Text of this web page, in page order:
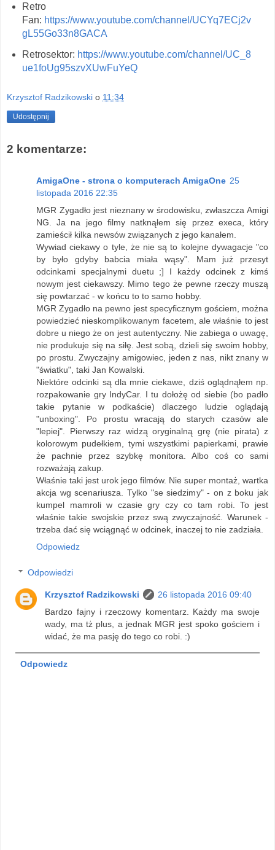
Retro
Fan: https://www.youtube.com/channel/UCYq7ECj2v
gL55Go33n8GACA
Retrosektor: https://www.youtube.com/channel/UC_8
ue1foUg95szvXUwFuYeQ
Krzysztof Radzikowski o 11:34
Udostępnij
2 komentarze:
AmigaOne - strona o komputerach AmigaOne 25
listopada 2016 22:35
MGR Zygadło jest nieznany w środowisku, zwłaszcza Amigi
NG. Ja na jego filmy natknąłem się przez execa, który
zamieścił kilka newsów związanych z jego kanałem.
Wywiad ciekawy o tyle, że nie są to kolejne dywagacje "co
by było gdyby babcia miała wąsy". Mam już przesyt
odcinkami specjalnymi duetu ;] I każdy odcinek z kimś
nowym jest ciekawszy. Mimo tego że pewne rzeczy muszą
się powtarzać - w końcu to to samo hobby.
MGR Zygadło na pewno jest specyficznym gościem, można
powiedzieć nieskomplikowanym facetem, ale właśnie to jest
dobre u niego że on jest autentyczny. Nie zabiega o uwagę,
nie produkuje się na siłę. Jest sobą, dzieli się swoim hobby,
po prostu. Zwyczajny amigowiec, jeden z nas, nikt znany w
"światku", taki Jan Kowalski.
Niektóre odcinki są dla mnie ciekawe, dziś oglądnąłem np.
rozpakowanie gry IndyCar. I tu dołożę od siebie (bo padło
takie pytanie w podkaście) dlaczego ludzie oglądają
"unboxing". Po prostu wracają do starych czasów ale
"lepiej". Pierwszy raz widzą oryginalną grę (nie pirata) z
kolorowym pudełkiem, tymi wszystkimi papierkami, prawie
że pachnie przez szybkę monitora. Albo coś co sami
rozważają zakup.
Właśnie taki jest urok jego filmów. Nie super montaż, wartka
akcja wg scenariusza. Tylko "se siedzimy" - on z boku jak
kumpel mamroli w czasie gry czy co tam robi. To jest
właśnie takie swojskie przez swą zwyczajność. Warunek -
trzeba dać się wciągnąć w odcinek, inaczej to nie zadziała.
Odpowiedz
Odpowiedzi
Krzysztof Radzikowski
26 listopada 2016 09:40
Bardzo fajny i rzeczowy komentarz. Każdy ma swoje
wady, ma tż plus, a jednak MGR jest spoko gościem i
widać, że ma pasję do tego co robi. :)
Odpowiedz